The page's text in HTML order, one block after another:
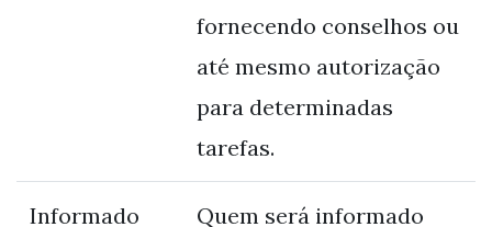
fornecendo conselhos ou
até mesmo autorização
para determinadas
tarefas.
Informado
Quem será informado